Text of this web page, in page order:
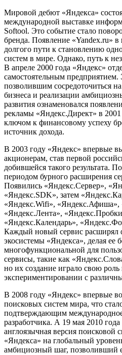
Мировой дебют «Яндекса»
международной выставке
Softool. Это событие стало
бренда. Появление «Yandex.ru» в
долгого пути к становлению
систем в мире. Однако, путь к
В апреле 2000 года «Яндекс»
самостоятельным
позволившим сосредоточиться
бизнеса и реализации
развития ознаменовался
рекламы «Яндекс.Директ» в 2001
ключом к финансовому успеху
источник дохода.
В 2003 году «Яндекс» впервые
акционерам, став первой
добившейся такого результата.
периодом бурного расширения
Появились «Яндекс.Сервер»,
«Яндекс.SDK», затем
«Яндекс.Wifi», «Яндекс.Афиша»,
«Яндекс.Лента»,
«Яндекс.Календарь»,
Каждый новый сервис расширял
экосистемы «Яндекса», делая ее
многофункциональной для
сервисы, такие как
но их создание играло свою
экспериментировании с
В 2008 году «Яндекс» впервые
поисковых систем мира, что
подтверждающим
разработчика. А 19 мая 2010
англоязычная версия поисковой
«Яндекса» на глобальный
амбициозный шаг, позволивший